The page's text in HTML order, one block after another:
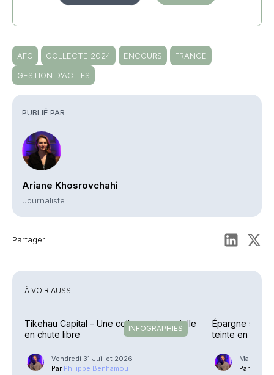
PUBLIÉ PAR
Ariane Khosrovchahi
Journaliste
Partager
AFG COLLECTE 2024 ENCOURS
FRANCE
GESTION D'ACTIFS
À VOIR AUSSI
INFOGRAPHIES
Tikehau Capital – Une collecte trimestrielle
en chute libre
Vendredi 31 Juillet 2026
Par Philippe Benhamou
Épargne
teinte en 2025
Mardi 21
Par